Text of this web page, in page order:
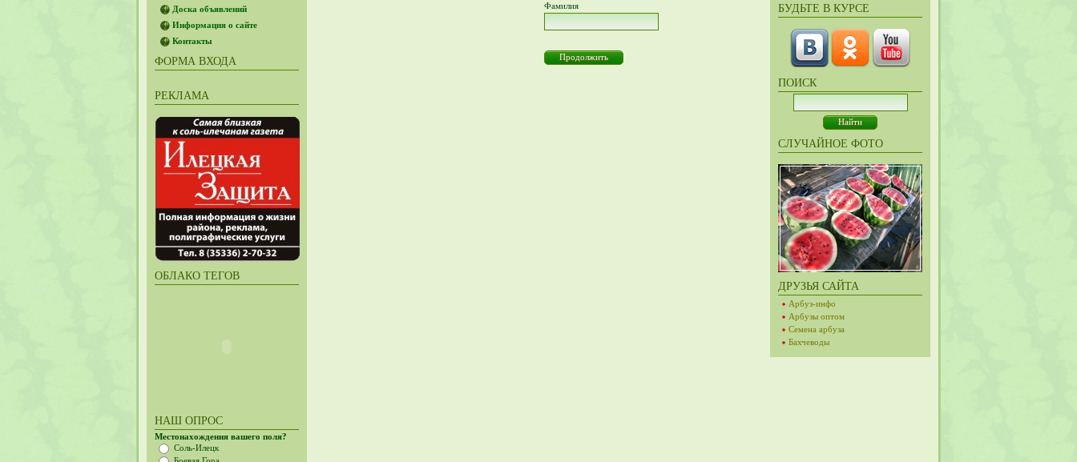
Доска объявлений
Информация о сайте
Контакты
ФОРМА ВХОДА
РЕКЛАМА
ОБЛАКО ТЕГОВ
НАШ ОПРОС
Местонахождения вашего поля?
Соль-Илецк
БУДЬТЕ В КУРСЕ
ПОИСК
СЛУЧАЙНОЕ ФОТО
ДРУЗЬЯ САЙТА
Арбуз-инфо
Арбузы оптом
Семена арбуза
Бахчеводы
Фамилия